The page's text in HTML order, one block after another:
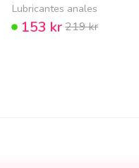
Lubricantes anales
153 kr219 kr